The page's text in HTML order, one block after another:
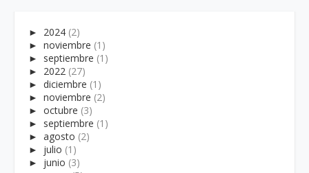
► 2024 (2)
► noviembre (1)
► septiembre (1)
► 2022 (27)
► diciembre (1)
► noviembre (2)
► octubre (3)
► septiembre (1)
► agosto (2)
► julio (1)
► junio (3)